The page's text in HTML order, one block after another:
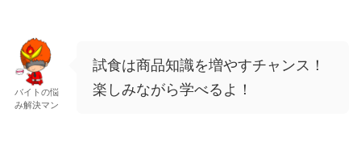
バイトの悩
み解決マン
試食は商品知識を増やすチャンス！
楽しみながら学べるよ！